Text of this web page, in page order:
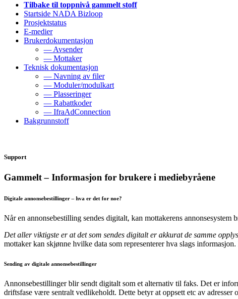
Tilbake til toppnivå gammelt stoff
Startside NADA Bizloop
Prosjektstatus
E-medier
Brukerdokumentasjon
— Avsender
— Mottaker
Teknisk dokumentasjon
— Navning av filer
— Moduler/modulkart
— Plasseringer
— Rabattkoder
— IfraAdConnection
Bakgrunnstoff
Support
Gammelt – Informasjon for brukere i mediebyråene
Digitale annonsebestillinger – hva er det for noe?
Når en annonsebestilling sendes digitalt, kan mottakerens
Det aller viktigste er at det som sendes digitalt er akkurat de samme
mottaker kan skjønne hvilke data som representerer hva slags
Sending av digitale annonsebestillinger
Annonsebestillinger blir sendt digitalt som et alternativ til faks. Det er
driftsfase være sentralt vedlikeholdt. Dette betyr at oppsett etc av